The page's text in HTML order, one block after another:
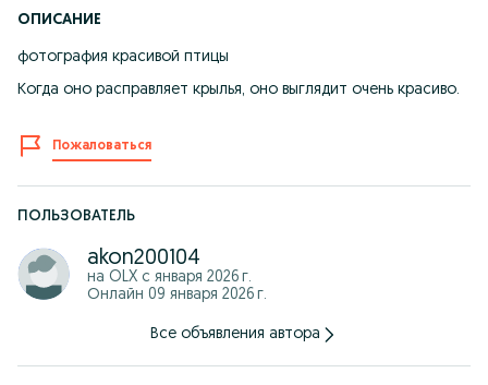
ОПИСАНИЕ
фотография красивой птицы
Когда оно расправляет крылья, оно выглядит очень красиво.
Пожаловаться
ПОЛЬЗОВАТЕЛЬ
akon200104
на OLX с января 2026 г.
Онлайн 09 января 2026 г.
Все объявления автора